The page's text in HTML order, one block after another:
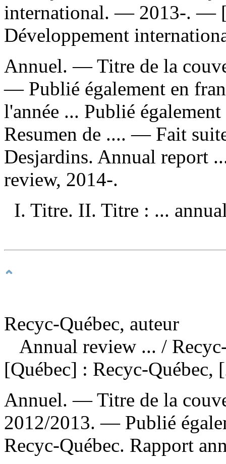
international. — 2013-. —
Développement
Annuel. — Titre de la
— Publié également en
l'année ... Publié
Resumen de .... — Fait
Desjardins. Annual report
review, 2014-.
I. Titre. II. Titre : ...
Recyc-Québec, auteur
Annual review ... /
[Québec] : Recyc-
Annuel. — Titre de la
2012/2013. — Publié
Recyc-Québec. Rapport